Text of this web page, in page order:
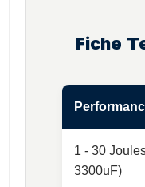
Fiche
1 - 30
3300uF)